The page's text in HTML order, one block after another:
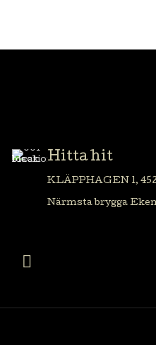
Hitta hit
KLÄPPHAGEN 1,
Närmsta brygga